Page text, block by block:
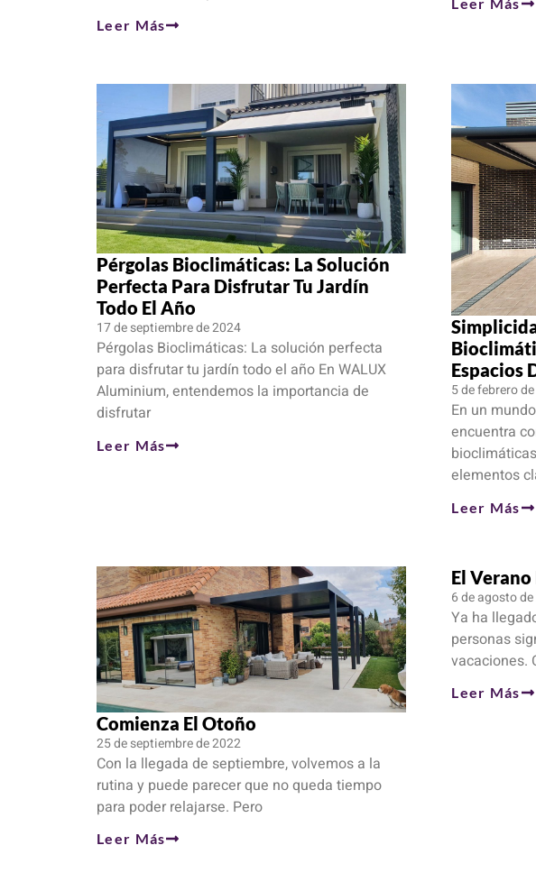
Leer Más
Pérgolas Bioclimáticas: La Solución
Perfecta Para Disfrutar Tu Jardín
Todo El Año
17 de septiembre de 2024
Pérgolas Bioclimáticas: La solución perfecta
para disfrutar tu jardín todo el año En WALUX
Aluminium, entendemos la importancia de
disfrutar
Leer Más
Espacios
5 de febrero
En un
encuentra
elementos
Leer Más
Comienza El Otoño
25 de septiembre de 2022
Con la llegada de septiembre, volvemos a la
rutina y puede parecer que no queda tiempo
para poder relajarse. Pero
Leer Más
El Verano
6 de agosto
Ya ha
personas
vacaciones.
Leer Más